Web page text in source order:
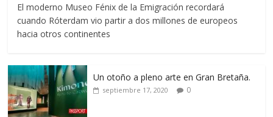
El moderno Museo Fénix de la Emigración recordará
cuando Róterdam vio partir a dos millones de europeos
hacia otros continentes
Un otoño a pleno arte en Gran Bretaña.
septiembre 17, 2020 0